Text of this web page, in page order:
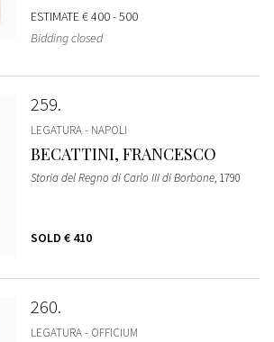
ESTIMATE€ 400 - 500
Bidding closed
259
LEGATURA - NAPOLI
BECATTINI, FRANCESCO
Storia del Regno di Carlo III di Borbone, 1790
SOLD € 410
260
LEGATURA - OFFICIUM